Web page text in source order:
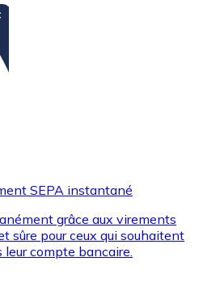
SEPA instantané
grâce aux virements
sûre pour ceux qui souhaitent
compte bancaire.